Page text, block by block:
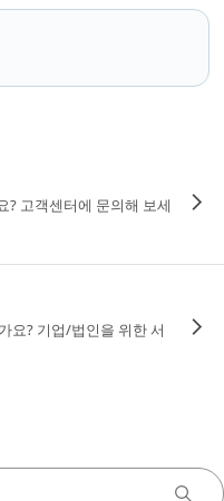
? 고객센터에 문의해 보세
요? 기업/법인을 위한 서